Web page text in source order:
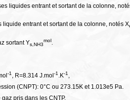
liquides entrant et sortant de la colonne,
liquide entrant et sortant de la colonne, notés X
sortant Ys,NH3
mol.
-1 , R=8.314 J.mol-1 .K-1
(CNPT): 0°C ou 273.15K et 1.013e5 Pa.
gaz pris dans les CNTP.